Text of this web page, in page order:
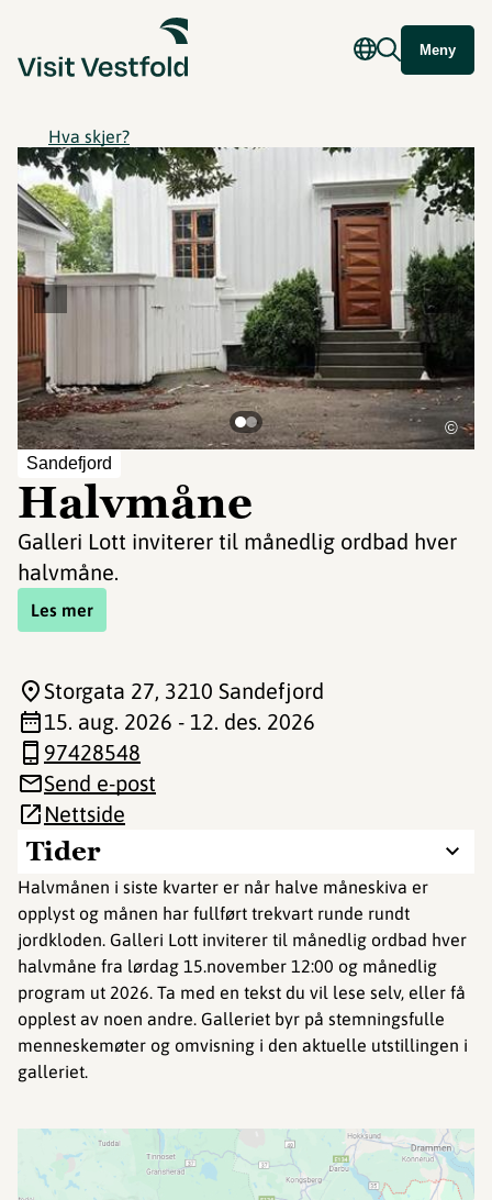
Meny
Hva skjer?
Sandefjord
Halvmåne
Galleri Lott inviterer til månedlig ordbad hver
halvmåne.
Les mer
©
Tider
Halvmånen i siste kvarter er når halve måneskiva er
opplyst og månen har fullført trekvart runde rundt
jordkloden. Galleri Lott inviterer til månedlig ordbad hver
halvmåne fra lørdag 15.november 12:00 og månedlig
program ut 2026. Ta med en tekst du vil lese selv, eller få
opplest av noen andre. Galleriet byr på stemningsfulle
menneskemøter og omvisning i den aktuelle utstillingen i
galleriet.
Storgata 27, 3210 Sandefjord
15. aug. 2026 - 12. des. 2026
97428548
Send e-post
Nettside